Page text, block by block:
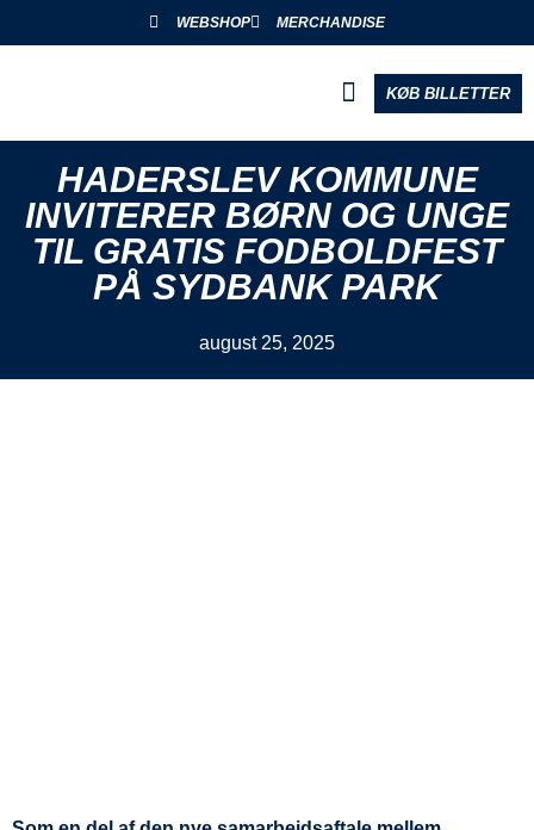
WEBSHOP MERCHANDISE
KØB BILLETTER
HADERSLEV KOMMUNE
INVITERER BØRN OG UNGE
TIL GRATIS FODBOLDFEST
PÅ SYDBANK PARK
august 25, 2025